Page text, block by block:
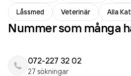
Låssmed
Veterinär Alla
Nummer som många
072-227 32 02
27 sökningar